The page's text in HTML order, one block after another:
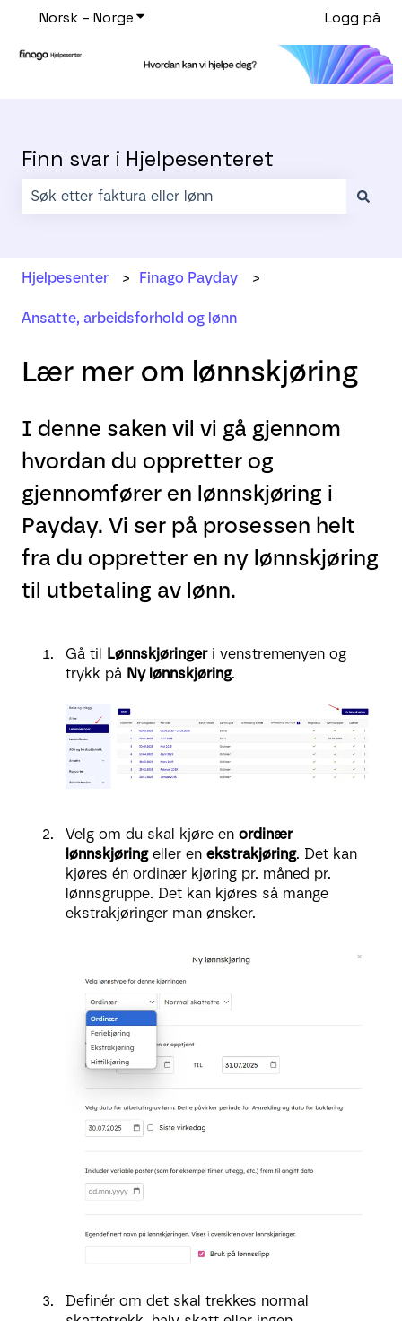
Norsk – NorgeVis undermeny for oversettelserLogg på
Finn svar i Hjelpesenteret
Hjelpesenter Finago Payday
Ansatte, arbeidsforhold og lønn
Lær mer om lønnskjøring
I denne saken vil vi gå gjennom
hvordan du oppretter og
gjennomfører en lønnskjøring i
Payday. Vi ser på prosessen helt
fra du oppretter en ny lønnskjøring
til utbetaling av lønn.
Gå til Lønnskjøringeri venstremenyen og
trykk på Ny lønnskjøring.
Velg om du skal kjøre en ordinær
lønnskjøringeller en ekstrakjøring. Det kan
kjøres én ordinær kjøring pr. måned pr.
lønnsgruppe. Det kan kjøres så mange
ekstrakjøringer man ønsker.
Definér om det skal trekkes normal